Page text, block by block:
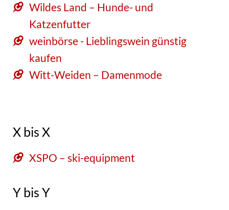
Wildes Land – Hunde- und
Katzenfutter
weinbörse - Lieblingswein günstig
kaufen
Witt-Weiden – Damenmode
X bis X
XSPO – ski-equipment
Y bis Y